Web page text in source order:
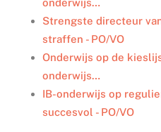
onderwijs…
Strengste directeur
straffen - PO/VO
Onderwijs op de
onderwijs…
IB-onderwijs op
succesvol - PO/VO